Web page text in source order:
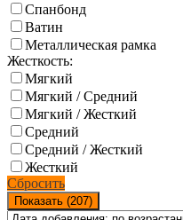
Спанбонд
Ватин
Металлическая рамка
Жесткость:
Мягкий
Мягкий / Средний
Мягкий / Жесткий
Средний
Средний / Жесткий
Жесткий
Сбросить
Показать (207)